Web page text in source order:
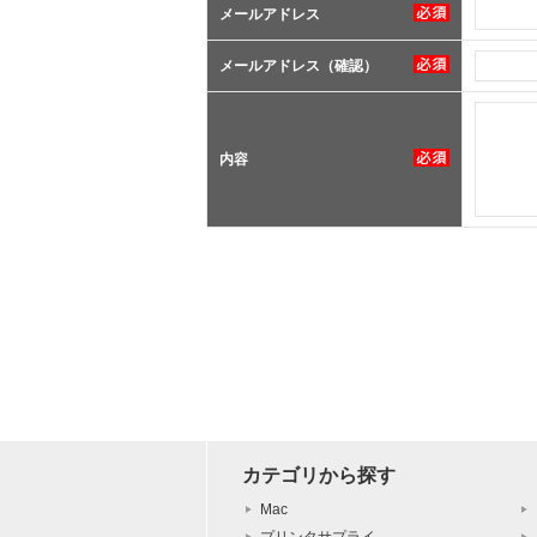
メールアドレス
メールアドレス（確認）
内容
カテゴリから探す
Mac